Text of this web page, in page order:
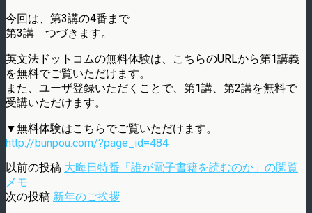
今回は、第3講の4番まで
第3講 つづきます。
英文法ドットコムの無料体験は、こちらのURLから第1講義
を無料でご覧いただけます。
また、ユーザ登録いただくことで、第1講、第2講を無料で
受講いただけます。
▼無料体験はこちらでご覧いただけます。
http://bunpou.com/?page_id=484
以前の投稿 大晦日特番「誰が電子書籍を読むのか」の閲覧
メモ
次の投稿 新年のご挨拶